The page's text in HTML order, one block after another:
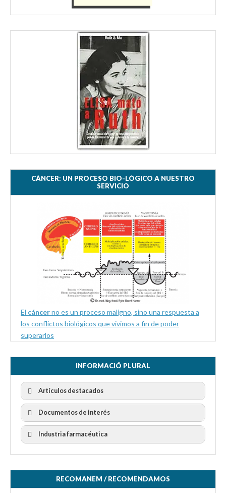
CÁNCER: UN PROCESO BIO-LÓGICO A NUESTRO
SERVICIO
El cáncerno es un proceso maligno, sino una respuesta a
los conflictos biológicos que vivimos a fin de poder
superarlos
INFORMACIÓ PLURAL
Artículos destacados
Documentos de interés
Industria farmacéutica
RECOMANEM / RECOMENDAMOS